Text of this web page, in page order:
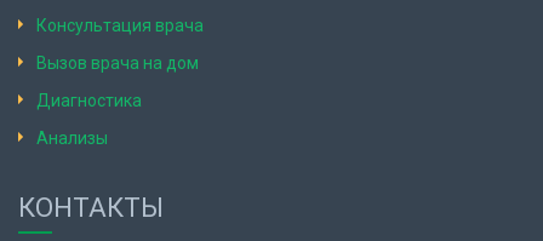
Консультация врача
Вызов врача на дом
Диагностика
Анализы
КОНТАКТЫ